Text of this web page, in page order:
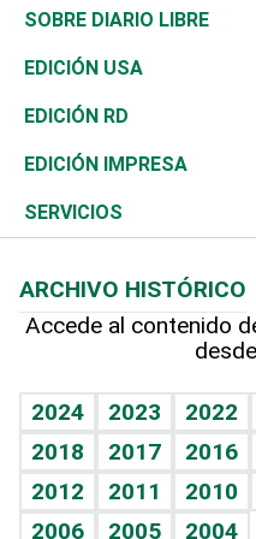
José Boquete
Reportajes
Asia
África
Ocenanía
Caribe
Resto del mundo
Consumo
Vivienda
Telecom.
Global y variable
Economía personal
Belleza
Buena Vida
Sociales
Novedades
Podcast Arte Libre
Hablando con el pediatra
Vida y familia
Eñe
Celebrando la vida
Golf
Ciclismo
Tenis
Olimpismo
Más deportes
Línea de hit
TBT Deportivo
De buena tinta
En Directo
El Espía
Noticiero Poteleche
Columnistas
Más firmas
Clima
Tecnología
Historia
Martes de tecnología
Cambio climático
Mundo
Economía
Revista
Deportes
Opinión
Hecho en casa
Guía del dinero
SOBRE DIARIO LIBRE
EDICIÓN USA
EDICIÓN RD
EDICIÓN IMPRESA
SERVICIOS
Cumpleaños
Horóscopos
Crucigramas
ARCHIVO HISTÓRICO
Accede al contenido
2024 2023 2022
2018
2017 2016
2012
2011 2010
2006
2005 2004